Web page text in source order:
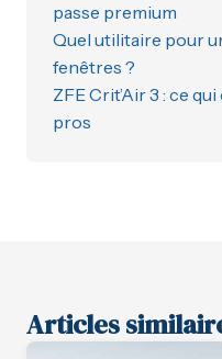
passe premium
Quel utilitaire pour
fenêtres ?
ZFE Crit’Air 3 : ce
pros
Articles